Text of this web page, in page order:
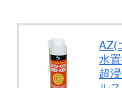
AZ(
水
超